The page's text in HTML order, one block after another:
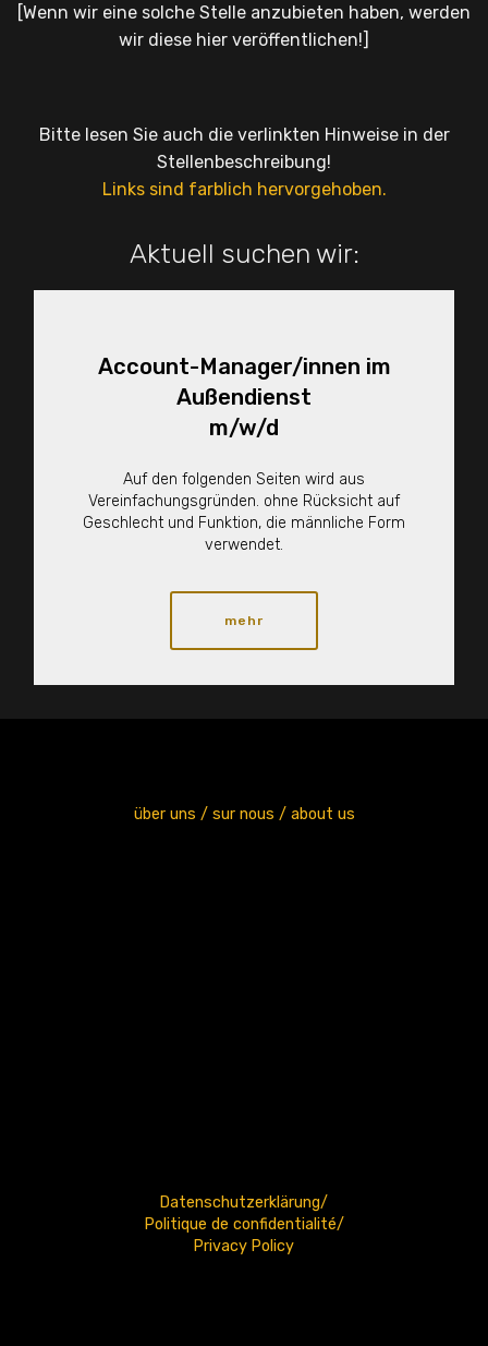
[Wenn wir eine solche Stelle anzubieten haben, werden
wir diese hier veröffentlichen!]
Bitte lesen Sie auch die verlinkten Hinweise in der
Stellenbeschreibung!
Links sind farblich hervorgehoben.
Aktuell suchen wir:
Account-Manager/innen im
Außendienst
m/w/d
Auf den folgenden Seiten wird aus
Vereinfachungsgründen. ohne Rücksicht auf
Geschlecht und Funktion, die männliche Form
verwendet.
mehr
über uns / sur nous / about us
Datenschutzerklärung/
Politique de confidentialité/
Privacy Policy